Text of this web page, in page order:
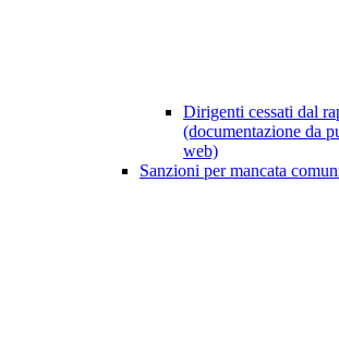
Dirigenti cessati dal
(documentazione da
web)
Sanzioni per mancata